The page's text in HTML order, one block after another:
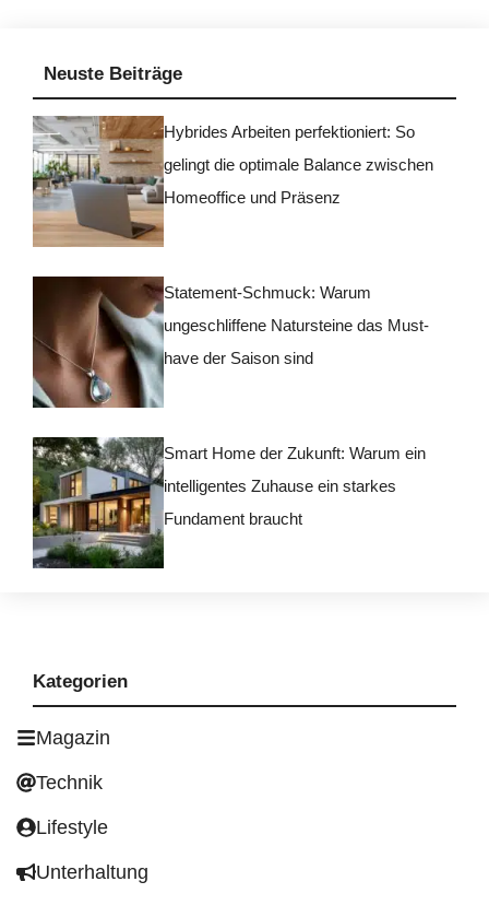
Neuste Beiträge
Hybrides Arbeiten perfektioniert: So
gelingt die optimale Balance zwischen
Homeoffice und Präsenz
Statement-Schmuck: Warum
ungeschliffene Natursteine das Must-
have der Saison sind
Smart Home der Zukunft: Warum ein
intelligentes Zuhause ein starkes
Fundament braucht
Kategorien
Magazin
Technik
Lifestyle
Unterhaltung